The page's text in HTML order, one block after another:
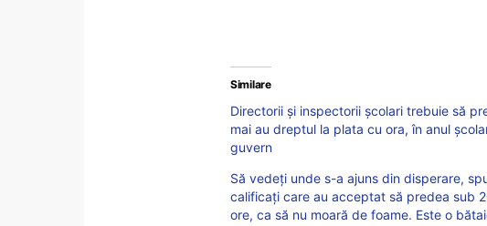
Similare
Directorii și inspectorii școlari trebuie să
mai au dreptul la plata cu ora, în anul
guvern
Să vedeți unde s-a ajuns din disperare,
calificați care au acceptat să predea sub
ore, ca să nu moară de foame. Este o